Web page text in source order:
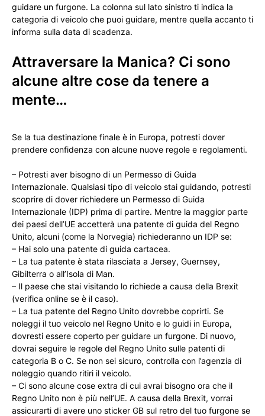
guidare un furgone. La colonna sul lato sinistro ti indica la
categoria di veicolo che puoi guidare, mentre quella accanto ti
informa sulla data di scadenza.
Attraversare la Manica? Ci sono
alcune altre cose da tenere a
mente…
Se la tua destinazione finale è in Europa, potresti dover
prendere confidenza con alcune nuove regole e regolamenti.
– Potresti aver bisogno di un Permesso di Guida
Internazionale. Qualsiasi tipo di veicolo stai guidando, potresti
scoprire di dover richiedere un Permesso di Guida
Internazionale (IDP) prima di partire. Mentre la maggior parte
dei paesi dell’UE accetterà una patente di guida del Regno
Unito, alcuni (come la Norvegia) richiederanno un IDP se:
– Hai solo una patente di guida cartacea.
– La tua patente è stata rilasciata a Jersey, Guernsey,
Gibilterra o all’Isola di Man.
– Il paese che stai visitando lo richiede a causa della Brexit
(verifica online se è il caso).
– La tua patente del Regno Unito dovrebbe coprirti. Se
noleggi il tuo veicolo nel Regno Unito e lo guidi in Europa,
dovresti essere coperto per guidare un furgone. Di nuovo,
dovrai seguire le regole del Regno Unito sulle patenti di
categoria B o C. Se non sei sicuro, controlla con l’agenzia di
noleggio quando ritiri il veicolo.
– Ci sono alcune cose extra di cui avrai bisogno ora che il
Regno Unito non è più nell’UE. A causa della Brexit, vorrai
assicurarti di avere uno sticker GB sul retro del tuo furgone se